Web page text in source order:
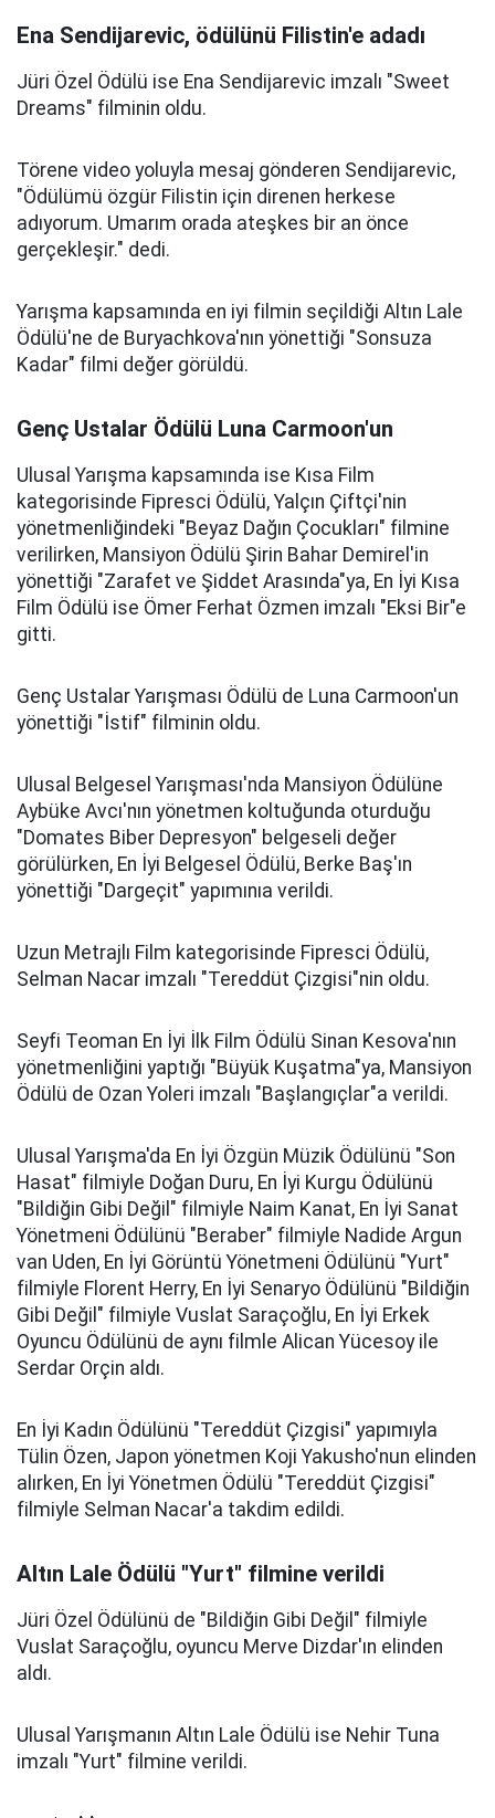
Ena Sendijarevic, ödülünü Filistin'e adadı
Jüri Özel Ödülü ise Ena Sendijarevic imzalı "Sweet
Dreams" filminin oldu.
Törene video yoluyla mesaj gönderen Sendijarevic,
"Ödülümü özgür Filistin için direnen herkese
adıyorum. Umarım orada ateşkes bir an önce
gerçekleşir." dedi.
Yarışma kapsamında en iyi filmin seçildiği Altın Lale
Ödülü'ne de Buryachkova'nın yönettiği "Sonsuza
Kadar" filmi değer görüldü.
Genç Ustalar Ödülü Luna Carmoon'un
Ulusal Yarışma kapsamında ise Kısa Film
kategorisinde Fipresci Ödülü, Yalçın Çiftçi'nin
yönetmenliğindeki "Beyaz Dağın Çocukları" filmine
verilirken, Mansiyon Ödülü Şirin Bahar Demirel'in
yönettiği "Zarafet ve Şiddet Arasında"ya, En İyi Kısa
Film Ödülü ise Ömer Ferhat Özmen imzalı "Eksi Bir"e
gitti.
Genç Ustalar Yarışması Ödülü de Luna Carmoon'un
yönettiği "İstif" filminin oldu.
Ulusal Belgesel Yarışması'nda Mansiyon Ödülüne
Aybüke Avcı'nın yönetmen koltuğunda oturduğu
"Domates Biber Depresyon" belgeseli değer
görülürken, En İyi Belgesel Ödülü, Berke Baş'ın
yönettiği "Dargeçit" yapımınıa verildi.
Uzun Metrajlı Film kategorisinde Fipresci Ödülü,
Selman Nacar imzalı "Tereddüt Çizgisi"nin oldu.
Seyfi Teoman En İyi İlk Film Ödülü Sinan Kesova'nın
yönetmenliğini yaptığı "Büyük Kuşatma"ya, Mansiyon
Ödülü de Ozan Yoleri imzalı "Başlangıçlar"a verildi.
Ulusal Yarışma'da En İyi Özgün Müzik Ödülünü "Son
Hasat" filmiyle Doğan Duru, En İyi Kurgu Ödülünü
"Bildiğin Gibi Değil" filmiyle Naim Kanat, En İyi Sanat
Yönetmeni Ödülünü "Beraber" filmiyle Nadide Argun
van Uden, En İyi Görüntü Yönetmeni Ödülünü "Yurt"
filmiyle Florent Herry, En İyi Senaryo Ödülünü "Bildiğin
Gibi Değil" filmiyle Vuslat Saraçoğlu, En İyi Erkek
Oyuncu Ödülünü de aynı filmle Alican Yücesoy ile
Serdar Orçin aldı.
En İyi Kadın Ödülünü "Tereddüt Çizgisi" yapımıyla
Tülin Özen, Japon yönetmen Koji Yakusho'nun elinden
alırken, En İyi Yönetmen Ödülü "Tereddüt Çizgisi"
filmiyle Selman Nacar'a takdim edildi.
Altın Lale Ödülü "Yurt" filmine verildi
Jüri Özel Ödülünü de "Bildiğin Gibi Değil" filmiyle
Vuslat Saraçoğlu, oyuncu Merve Dizdar'ın elinden
aldı.
Ulusal Yarışmanın Altın Lale Ödülü ise Nehir Tuna
imzalı "Yurt" filmine verildi.